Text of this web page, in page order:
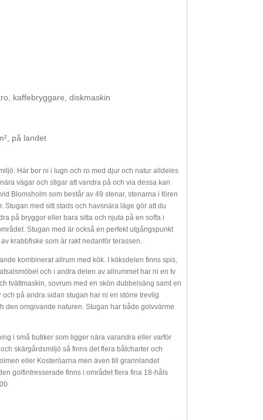
kaffebryggare, diskmaskin
på landet
Här bor ni i lugn och ro med djur och natur alldeles
vägar och stigar att vandra på och via dessa kan
Blomsholm som består av 49 stenar, stenarna i fören
Stugan med sitt stads och havsnära läge gör att du
på bryggor eller bara sitta och njuta på en soffa i
Stugan med är också en perfekt utgångspunkt
krabbfiske som är rakt nedanför terassen.
kombinerat allrum med kök. I köksdelen finns spis,
och i andra delen av allrummet har ni en tv
tvättmaskin, sovrum med en skön dubbelsäng samt en
på andra sidan stugan har ni en större trevlig
den omgivande naturen. Stugan har både golvvärme
i små butiker som ligger nära varandra eller varför
skärgårdsmiljö så finns det flera båtcharter och
eller Kosteröarna men även till grannlandet
golfintresserade finns i området flera fina 18-håls